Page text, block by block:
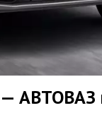
АВТОВАЗ